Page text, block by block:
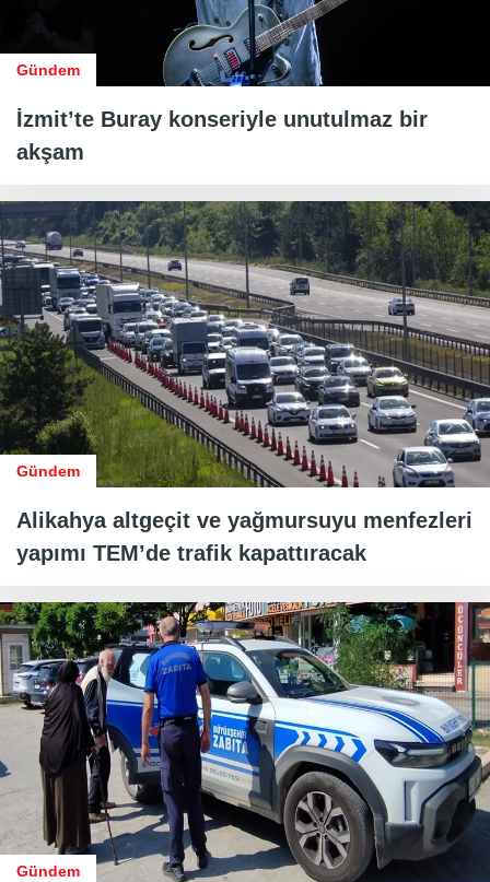
Gündem
İzmit’te Buray konseriyle unutulmaz bir
akşam
Gündem
Alikahya altgeçit ve yağmursuyu menfezleri
yapımı TEM’de trafik kapattıracak
Gündem